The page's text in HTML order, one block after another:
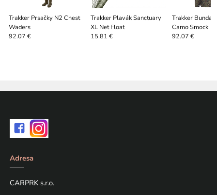
Trakker Prsačky N2 Chest
Waders
92.07 €
Trakker Plavák Sanctuary
XL Net Float
15.81 €
Trakker Bunda
Camo Smock
92.07 €
Adresa
CARPRK s.r.o.